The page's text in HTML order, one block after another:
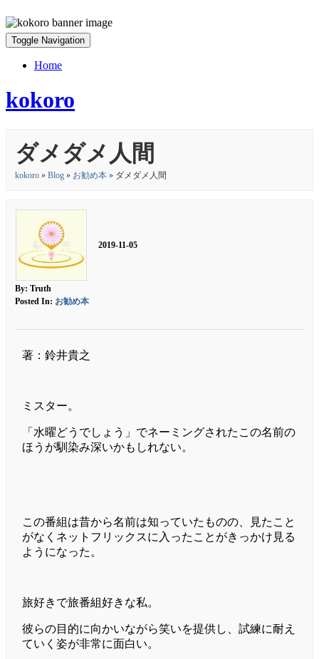
Toggle Navigation
Home
kokoro
ダメダメ人間
kokoro » Blog » お勧め本 » ダメダメ人間
2019-11-05
By: Truth
Posted In: お勧め本
著：鈴井貴之
ミスター。
「水曜どうでしょう」でネーミングされたこの名前の
ほうが馴染み深いかもしれない。
この番組は昔から名前は知っていたものの、見たこと
がなくネットフリックスに入ったことがきっかけ見る
ようになった。
旅好きで旅番組好きな私。
彼らの目的に向かいながら笑いを提供し、試練に耐え
ていく姿が非常に面白い。